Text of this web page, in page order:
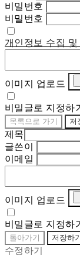
비밀번호
비밀번호
개인정보 수집 및
이미지 업로드
비밀글로 지정하기
목록으로 가기 저
제목
글쓴이
이메일
이미지 업로드
비밀글로 지정하기
돌아가기 저장하
수정하기